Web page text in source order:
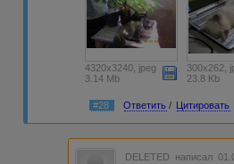
4320x3240, jpeg
3.14 Mb
300x262,
23.8 Kb
#28 Ответить / Цитировать
DELETED написал